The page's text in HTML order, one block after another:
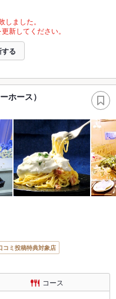
ました。
新してください。
る
ホース）
コミ投稿特典対象店
コース